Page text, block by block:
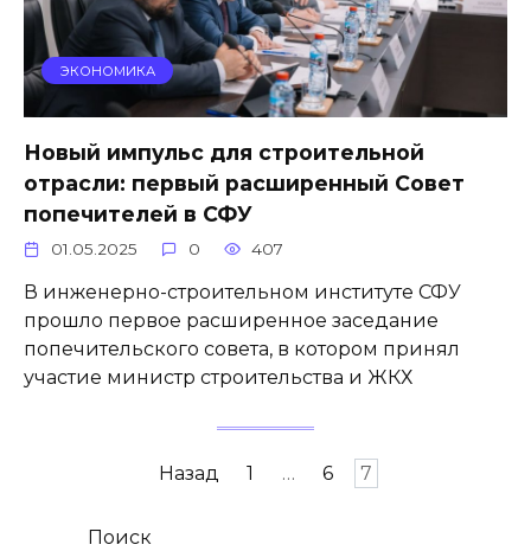
ЭКОНОМИКА
Новый импульс для строительной
отрасли: первый расширенный Совет
попечителей в СФУ
01.05.2025 0 407
В инженерно-строительном институте СФУ
прошло первое расширенное заседание
попечительского совета, в котором принял
участие министр строительства и ЖКХ
Назад 1 … 6 7
Поиск